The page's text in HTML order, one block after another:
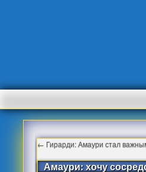
← Гирарди: Амаури стал
Амаури: хочу